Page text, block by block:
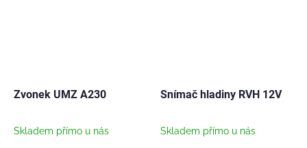
Zvonek UMZ A230
Skladem přímo u nás
Snímač hladiny RVH 12V
Skladem přímo u nás